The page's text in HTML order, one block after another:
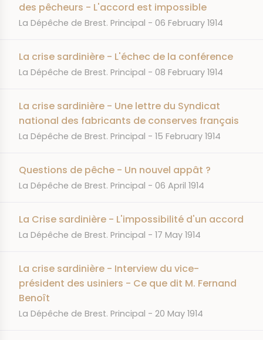
des pêcheurs - L'accord est impossible
JOURNAL
La Dépêche de Brest. Principal DATE
06 February 1914
La crise sardinière - L'échec de la conférence
JOURNAL
La Dépêche de Brest. Principal DATE
08 February 1914
La crise sardinière - Une lettre du Syndicat
national des fabricants de conserves français
JOURNAL
La Dépêche de Brest. Principal DATE
15 February 1914
Questions de pêche - Un nouvel appât ?
JOURNAL
La Dépêche de Brest. Principal DATE
06 April 1914
La Crise sardinière - L'impossibilité d'un accord
JOURNAL
La Dépêche de Brest. Principal DATE
17 May 1914
La crise sardinière - Interview du vice-
président des usiniers - Ce que dit M. Fernand
Benoît
JOURNAL
La Dépêche de Brest. Principal DATE
20 May 1914